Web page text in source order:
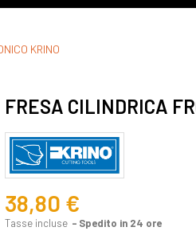
KRINO
FRESA CILINDRICA
38,80 €
Tasse incluse Spedito in 24 ore